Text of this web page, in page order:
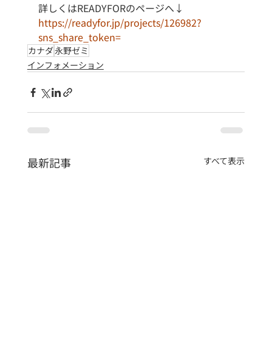
詳しくはREADYFORのページへ↓
https://readyfor.jp/projects/126982?
sns_share_token=
カナダ永野ゼミ
インフォメーション
最新記事 すべて表示